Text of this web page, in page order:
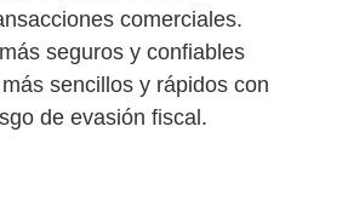
comerciales.
seguros y confiables
sencillos y rápidos con
de evasión fiscal.